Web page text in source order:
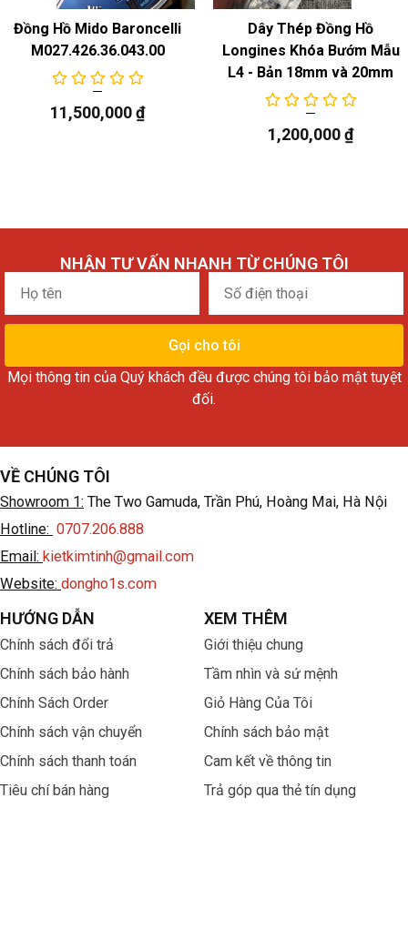
Đồng Hồ Mido Baroncelli
M027.426.36.043.00
11,500,000₫
Dây Thép Đồng Hồ
Longines Khóa Bướm Mẫu
L4 - Bản 18mm và 20mm
1,200,000₫
NHẬN TƯ VẤN NHANH TỪ CHÚNG TÔI
Họ
tên
điện
thoại
Gọi cho tôi
Mọi thông tin của Quý khách đều được chúng tôi bảo mật tuyệt
đối.
VỀ CHÚNG TÔI
Showroom 1: The Two Gamuda, Trần Phú, Hoàng Mai, Hà Nội
Hotline: 0707.206.888
Email: kietkimtinh@gmail.com
Website: dongho1s.com
HƯỚNG DẪN
Chính sách đổi trả
Chính sách bảo hành
Chính Sách Order
Chính sách vận chuyển
Chính sách thanh toán
Tiêu chí bán hàng
XEM THÊM
Giới thiệu chung
Tầm nhìn và sứ mệnh
Giỏ Hàng Của Tôi
Chính sách bảo mật
Cam kết về thông tin
Trả góp qua thẻ tín dụng